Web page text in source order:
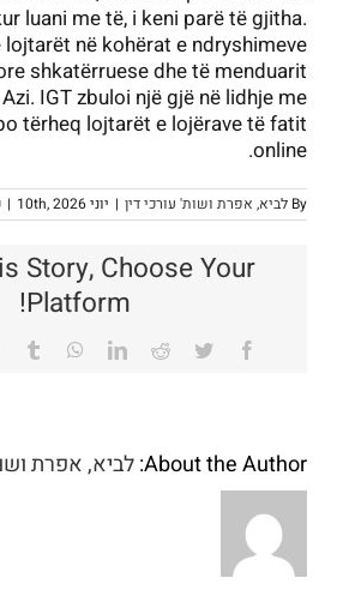
luani me të, i keni parë të gjitha.
lojtarët në kohërat e ndryshimeve
shkatërruese dhe të menduarit
IGT zbuloi një gjë në lidhje me
tërheq lojtarët e lojërave të fatit
online.
By לביא, אפרת ושות' עורכי דין | יוני 10th, 2026 |
Story, Choose Your
Platform!
Facebook
Twitter
Reddit
LinkedIn
About the Author: לביא, אפרת